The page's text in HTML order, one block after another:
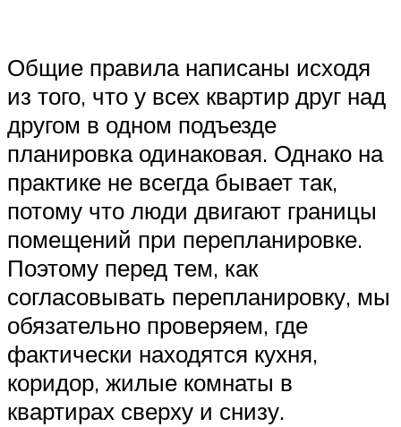
Общие правила написаны исходя
из того, что у всех квартир друг над
другом в одном подъезде
планировка одинаковая. Однако на
практике не всегда бывает так,
потому что люди двигают границы
помещений при перепланировке.
Поэтому перед тем, как
согласовывать перепланировку, мы
обязательно проверяем, где
фактически находятся кухня,
коридор, жилые комнаты в
квартирах сверху и снизу.